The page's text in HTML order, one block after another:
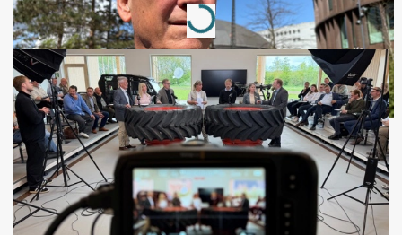
Loading...